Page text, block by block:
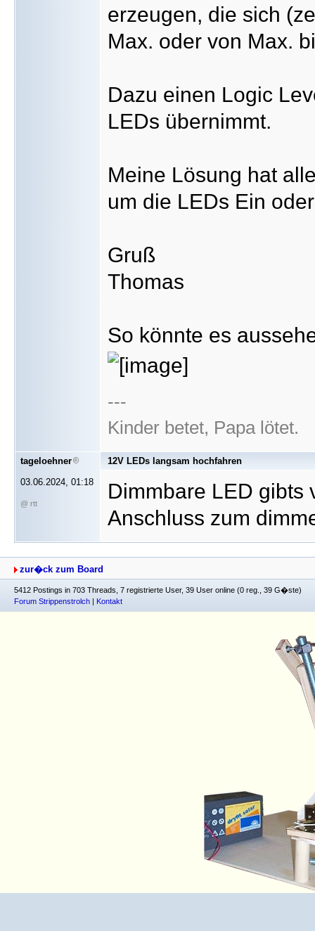
erzeugen, die sich
Max. oder von Max.
Dazu einen Logic
LEDs übernimmt.
Meine Lösung hat
um die LEDs Ein
Gruß
Thomas
So könnte es
---
Kinder betet, Papa lötet.
tageloehner
03.06.2024, 01:18
@ rtt
12V LEDs langsam hochfahren
Dimmbare LED gibts
Anschluss zum
zur�ck zum Board
5412 Postings in 703 Threads, 7 registrierte User, 39 User online (0 reg., 39 G�ste)
Forum Strippenstrolch | Kontakt